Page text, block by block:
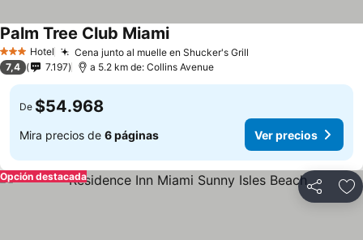
3 Estrellas
Hotel Cena junto al muelle en Shucker's Grill
Palm Tree Club Miami
7,4 7.197 a 5.2 km de: Collins Avenue
De $54.968
Mira precios de 6 páginas Ver precios
Compartir
Opción destacada